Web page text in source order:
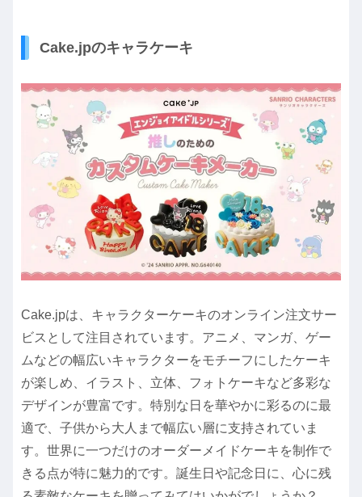
Cake.jpのキャラケーキ
Cake.jpは、キャラクターケーキのオンライン注文サー
ビスとして注目されています。アニメ、マンガ、ゲー
ムなどの幅広いキャラクターをモチーフにしたケーキ
が楽しめ、イラスト、立体、フォトケーキなど多彩な
デザインが豊富です。特別な日を華やかに彩るのに最
適で、子供から大人まで幅広い層に支持されていま
す。世界に一つだけのオーダーメイドケーキを制作で
きる点が特に魅力的です。誕生日や記念日に、心に残